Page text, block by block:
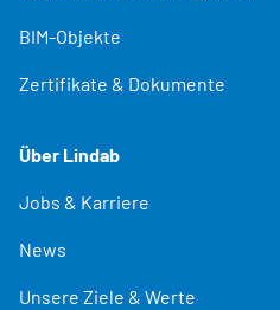
BIM-Objekte
Zertifikate & Dokumente
Über Lindab
Jobs & Karriere
News
Unsere Ziele & Werte